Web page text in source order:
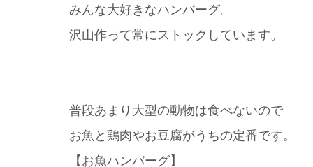
みんな大好きなハンバーグ。
沢山作って常にストックしています。
普段あまり大型の動物は食べないので
お魚と鶏肉やお豆腐がうちの定番です。
【お魚ハンバーグ】